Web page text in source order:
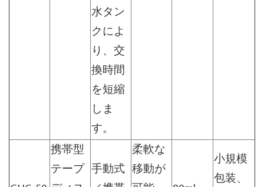
水タン
クによ
り、交
換時間
を短縮
しま
す。
携帯型
テープ
手動式
柔軟な
移動が
小規模
包装、